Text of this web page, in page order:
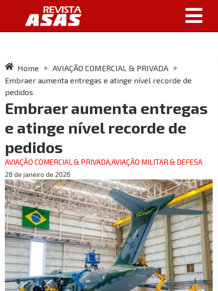
Home » AVIAÇÃO COMERCIAL & PRIVADA »
Embraer aumenta entregas e atinge nível recorde de
pedidos
Embraer aumenta entregas
e atinge nível recorde de
pedidos
AVIAÇÃO COMERCIAL & PRIVADA,AVIAÇÃO MILITAR & DEFESA
28 de janeiro de 2026